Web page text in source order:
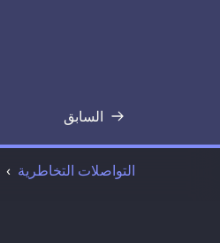
السابقنص
التواصلات التخاطرية